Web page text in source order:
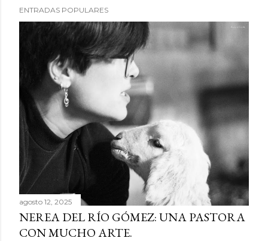
ENTRADAS POPULARES
agosto 12, 2025
NEREA DEL RÍO GÓMEZ: UNA PASTORA
CON MUCHO ARTE.